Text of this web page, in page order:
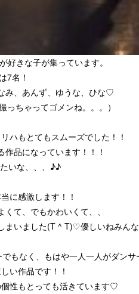
好きな子が集っています。
7名！
み、あんず、ゆうな、ひな♡
ちゃってゴメンね。。。）
ハもとてもスムーズでした！！
品になっています！！！
いな、、、♪♪
に感激します！！
て、でもかわいくて、、
いました(T ^ T)♡優しいねみんな
もなく、もはや一人一人がダンサ
い作品です！！
性もとっても活きています♡